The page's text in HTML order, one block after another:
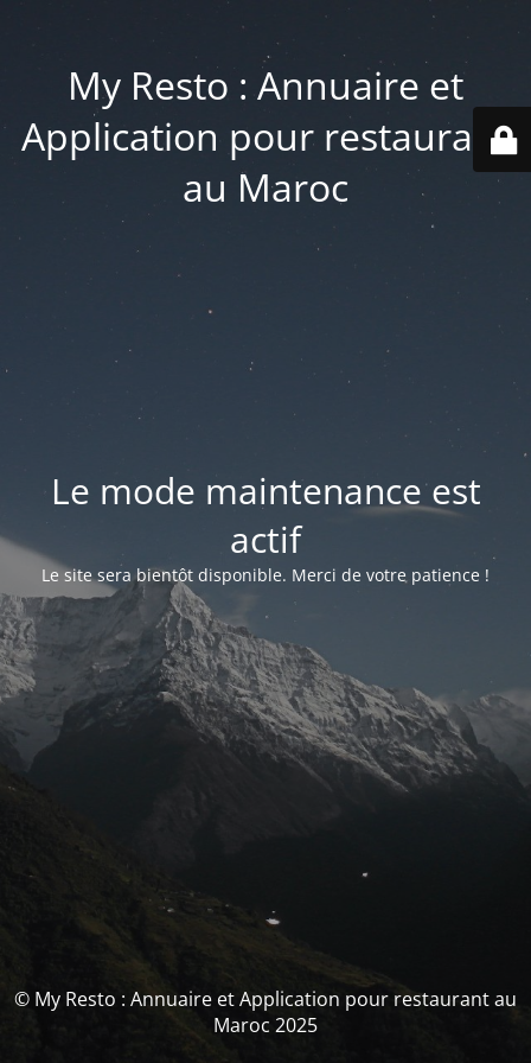
My Resto : Annuaire et
Application pour restaurant
au Maroc
Le mode maintenance est
actif
Le site sera bientôt disponible. Merci de votre patience !
© My Resto : Annuaire et Application pour restaurant au
Maroc 2025